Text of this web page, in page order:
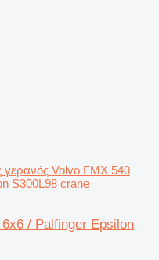
γερανός Volvo FMX 540
S300L98 crane
/ Palfinger Epsilon